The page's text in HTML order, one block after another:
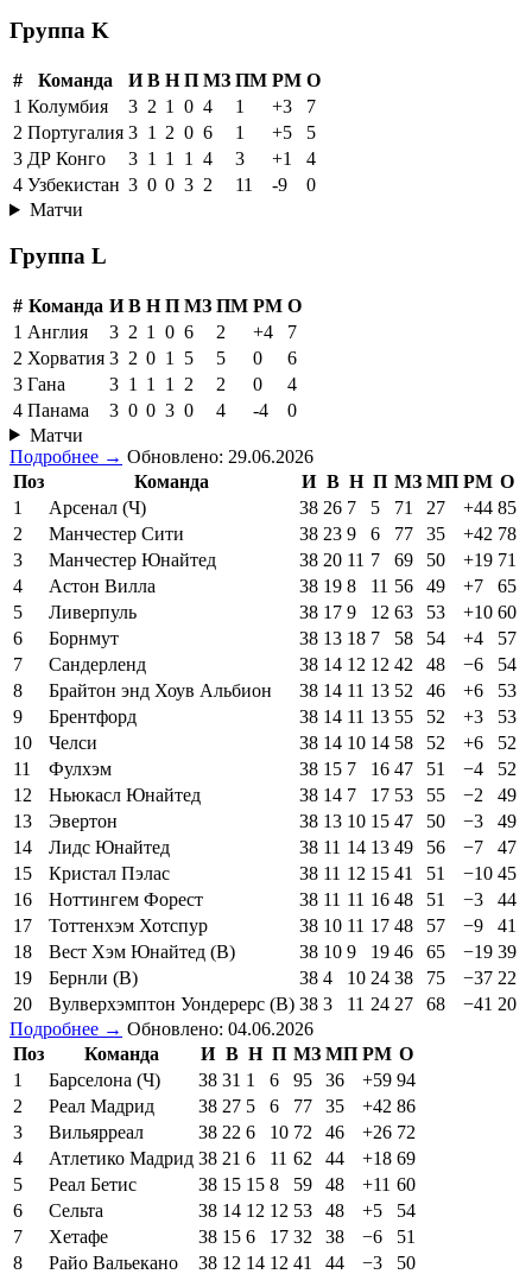
Группа K
# Команда И В Н П МЗ ПМ РМ О
1 Колумбия 3 2 1 0 4 1 +3
7
2 Португалия 3 1 2 0 6 1 +5
5
3 ДР Конго 3 1 1 1 4 3 +1
4
4 Узбекистан 3 0 0 3 2 11 -9
0
Матчи
Группа L
# Команда И В Н П МЗ ПМ РМ О
1 Англия 3 2 1 0 6 2 +4
7
2 Хорватия 3 2 0 1 5 5 0
6
3 Гана 3 1 1 1 2 2 0
4
4 Панама 3 0 0 3 0 4 -4
0
Матчи
Подробнее → Обновлено: 29.06.2026
Поз
Команда И В Н П МЗ МП РМ О
1
Арсенал (Ч) 38 26 7 5 71 27 +44 85
2
Манчестер Сити 38 23 9 6 77 35 +42 78
3
Манчестер Юнайтед 38 20 11 7 69 50 +19 71
4
Астон Вилла 38 19 8 11 56 49 +7
65
5
Ливерпуль 38 17 9 12 63 53 +10 60
6
Борнмут 38 13 18 7 58 54 +4
57
7
Сандерленд 38 14 12 12 42 48 −6
54
8
Брайтон энд Хоув Альбион 38 14 11 13 52 46 +6
53
9
Брентфорд 38 14 11 13 55 52 +3
53
10
Челси 38 14 10 14 58 52 +6
52
11
Фулхэм 38 15 7 16 47 51 −4
52
12
Ньюкасл Юнайтед 38 14 7 17 53 55 −2
49
13
Эвертон 38 13 10 15 47 50 −3
49
14
Лидс Юнайтед 38 11 14 13 49 56 −7
47
15
Кристал Пэлас 38 11 12 15 41 51 −10 45
16
Ноттингем Форест 38 11 11 16 48 51 −3
44
17
Тоттенхэм Хотспур 38 10 11 17 48 57 −9
41
18
Вест Хэм Юнайтед (В) 38 10 9 19 46 65 −19 39
19
Бернли (В) 38 4 10 24 38 75 −37 22
20
Вулверхэмптон Уондерерс (В) 38 3 11 24 27 68 −41 20
Подробнее → Обновлено: 04.06.2026
Поз
Команда И В Н П МЗ МП РМ О
1
Барселона (Ч) 38 31 1 6 95 36 +59 94
2
Реал Мадрид 38 27 5 6 77 35 +42 86
3
Вильярреал 38 22 6 10 72 46 +26 72
4
Атлетико Мадрид 38 21 6 11 62 44 +18 69
5
Реал Бетис 38 15 15 8 59 48 +11 60
6
Сельта 38 14 12 12 53 48 +5
54
7
Хетафе 38 15 6 17 32 38 −6
51
8
Райо Вальекано 38 12 14 12 41 44 −3
50